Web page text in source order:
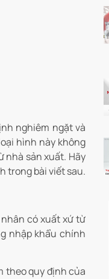
nghiêm ngặt và
hình này không
nhà sản xuất. Hãy
trong bài viết sau.
có xuất xứ từ
nhập khẩu chính
theo quy định của